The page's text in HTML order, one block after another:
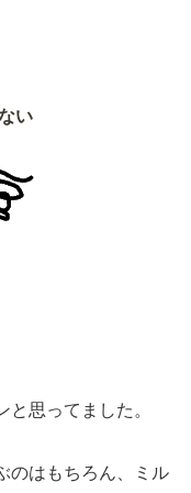
い
思ってました。
のはもちろん、ミル